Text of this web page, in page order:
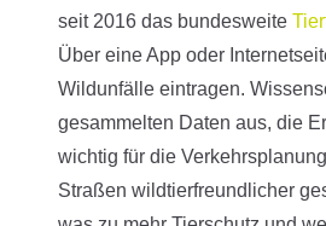
seit 2016 das bundesweite
Über eine App oder
Wildunfälle eintragen.
gesammelten Daten aus, die
wichtig für die
Straßen wildtierfreundlicher